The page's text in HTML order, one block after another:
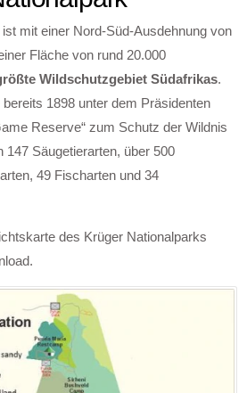
mit einer Nord-Süd-Ausdehnung von
Fläche von rund 20.000
Wildschutzgebiet Südafrikas.
1898 unter dem Präsidenten
Reserve“ zum Schutz der Wildnis
147 Säugetierarten, über 500
49 Fischarten und 34
des Krüger Nationalparks